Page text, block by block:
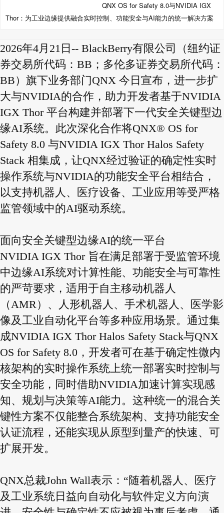
QNX OS for Safety 8.0与NVIDIA IGX
Thor：为工业边缘提供融合实时控制、功能安全与AI能力的统一解决方案
2026年4月21日-- BlackBerry有限公司（纽约证
券交易所代码：BB；多伦多证券交易所代码：
BB）旗下业务部门QNX 今日宣布，进一步扩
大与NVIDIA的合作，助力开发者基于NVIDIA
IGX Thor 平台构建并部署下一代安全关键型边
缘AI系统。此次深化合作将QNX® OS for
Safety 8.0 与NVIDIA IGX Thor Halos Safety
Stack 相集成，让QNX经过验证的确定性实时
操作系统与NVIDIA的功能安全平台相结合，
以支持机器人、医疗设备、工业应用等受严格
监管领域中的AI驱动系统。
面向安全关键型边缘AI的统一平台
NVIDIA IGX Thor 旨在满足部署于受监管环境
中边缘AI系统对计算性能、功能安全与可靠性
的严苛要求，适用于自主移动机器人
（AMR）、人形机器人、手术机器人、医学影
像及工业自动化平台等多种应用场景。通过集
成NVIDIA IGX Thor Halos Safety Stack与QNX
OS for Safety 8.0，开发者可在基于确定性微内
核架构的实时操作系统上统一部署实时控制与
安全功能，同时借助NVIDIA加速计算实现感
知、规划与决策等AI能力。这种统一的混合关
键性方案不仅能整合系统架构、支持功能安全
认证流程，还能实现从原型到量产的快速、可
扩展开发。
QNX总裁John Wall表示：“随着机器人、医疗
及工业系统日益向自动化与软件定义方向演